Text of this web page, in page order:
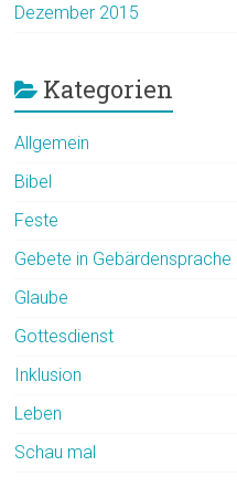
Dezember 2015
Kategorien
Allgemein
Bibel
Feste
Gebete in Gebärdensprache
Glaube
Gottesdienst
Inklusion
Leben
Schau mal